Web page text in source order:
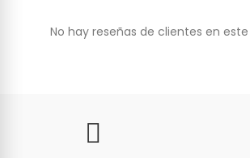
No hay reseñas de clientes en